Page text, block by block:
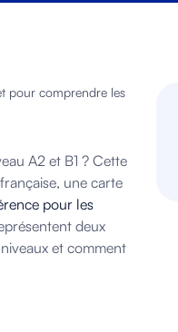
pour comprendre les
A2 et B1 ? Cette
une carte
pour les
deux
et comment